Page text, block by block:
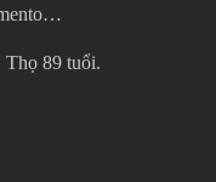
Thọ 89 tuổi.